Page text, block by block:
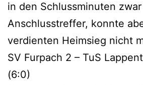
in den Schlussminuten
Anschlusstreffer, konnte
verdienten Heimsieg nicht
SV Furpach 2 – TuS
(6:0)